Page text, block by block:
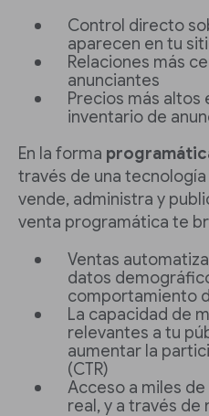
Control directo
aparecen en tu
Relaciones más
anunciantes
Precios más altos
inventario de
En la forma
través de una
vende, administra y
venta programática te
Ventas
datos
comportamiento
La capacidad de
relevantes a tu
aumentar la
(CTR)
Acceso a miles
real, y a través